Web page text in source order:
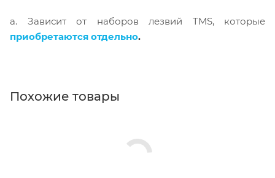
a. Зависит от наборов лезвий TMS, которые
приобретаются отдельно.
Похожие товары